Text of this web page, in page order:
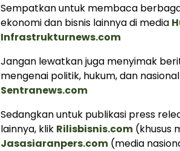
Sempatkan untuk membaca
ekonomi dan bisnis lainnya di media
Infrastrukturnews.com
Jangan lewatkan juga menyimak
mengenai politik, hukum, dan
Sentranews.com
Sedangkan untuk publikasi press
lainnya, klik Rilisbisnis.com (khusus
Jasasiaranpers.com (media